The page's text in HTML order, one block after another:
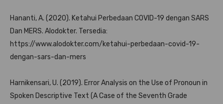
Hananti, A. (2020). Ketahui Perbedaan COVID-19 dengan SARS
Dan MERS. Alodokter. Tersedia:
https://www.alodokter.com/ketahui-perbedaan-covid-19-
dengan-sars-dan-mers
Harnikensari, U. (2019). Error Analysis on the Use of Pronoun in
Spoken Descriptive Text (A Case of the Seventh Grade